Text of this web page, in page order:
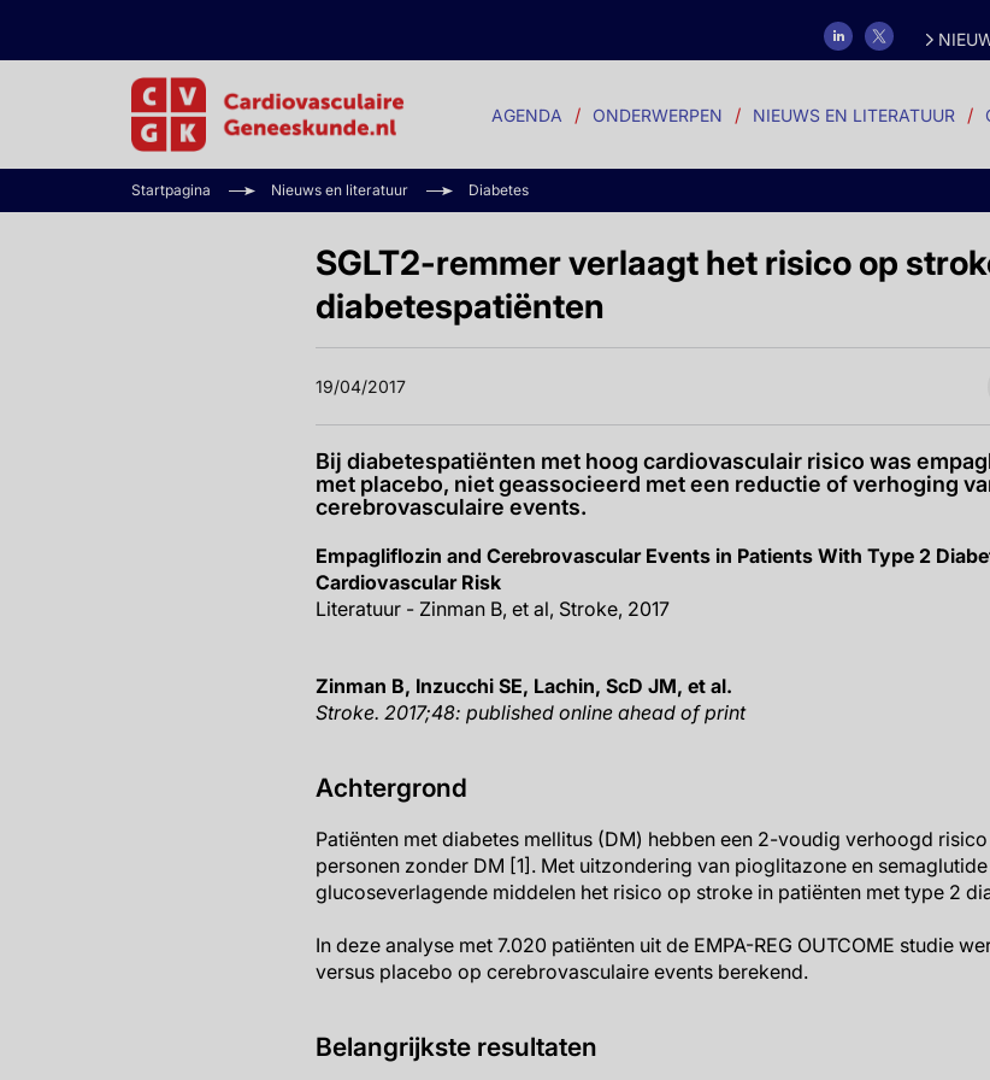
AGENDA ONDERWERPEN NIEUWS EN LITERATUUR
Startpagina Nieuws en literatuur Diabetes
SGLT2-remmer verlaagt het risico op
diabetespatiënten
19/04/2017
Bij diabetespatiënten met hoog cardiovasculair risico was
met placebo, niet geassocieerd met een reductie of verhoging
cerebrovasculaire events.
Empagliflozin and Cerebrovascular Events in Patients With Type 2
Cardiovascular Risk
Literatuur - Zinman B, et al, Stroke, 2017
Zinman B, Inzucchi SE, Lachin, ScD JM, et al.
Stroke. 2017;48: published online ahead of print
Achtergrond
Patiënten met diabetes mellitus (DM) hebben een 2-voudig verhoogd
personen zonder DM [1]. Met uitzondering van pioglitazone en
glucoseverlagende middelen het risico op stroke in patiënten met type 2
In deze analyse met 7.020 patiënten uit de EMPA-REG OUTCOME studie
versus placebo op cerebrovasculaire events berekend.
Belangrijkste resultaten